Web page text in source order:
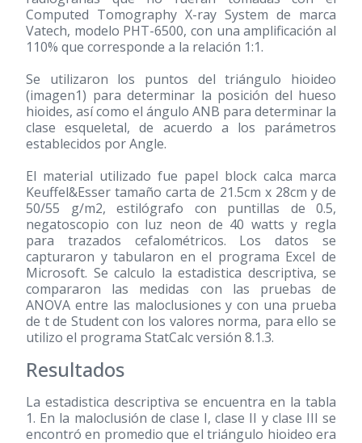
Computed Tomography X-ray System de marca
Vatech, modelo PHT-6500, con una amplificación al
110% que corresponde a la relación 1:1.
Se utilizaron los puntos del triángulo hioideo
(imagen1) para determinar la posición del hueso
hioides, así como el ángulo ANB para determinar la
clase esqueletal, de acuerdo a los parámetros
establecidos por Angle.
El material utilizado fue papel block calca marca
Keuffel&Esser tamaño carta de 21.5cm x 28cm y de
50/55 g/m2, estilógrafo con puntillas de 0.5,
negatoscopio con luz neon de 40 watts y regla
para trazados cefalométricos. Los datos se
capturaron y tabularon en el programa Excel de
Microsoft. Se calculo la estadistica descriptiva, se
compararon las medidas con las pruebas de
ANOVA entre las maloclusiones y con una prueba
de t de Student con los valores norma, para ello se
utilizo el programa StatCalc versión 8.1.3.
Resultados
La estadistica descriptiva se encuentra en la tabla
1. En la maloclusión de clase I, clase II y clase III se
encontró en promedio que el triángulo hioideo era